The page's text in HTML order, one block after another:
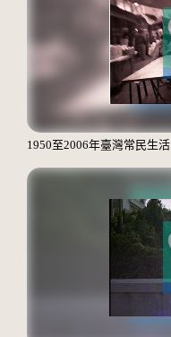
1950至2006年臺灣常民生活